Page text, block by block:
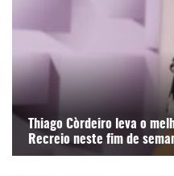
Thiago Còrdeiro leva o
Recreio neste fim de